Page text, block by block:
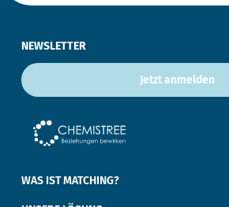
NEWSLETTER
Jetzt anmelden
WAS IST MATCHING?